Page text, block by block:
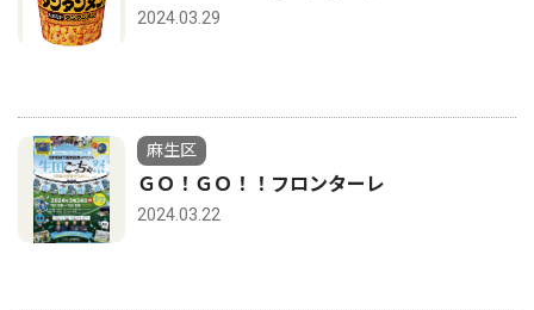
2024.03.29
麻生区
ＧＯ！ＧＯ！！フロンターレ
2024.03.22